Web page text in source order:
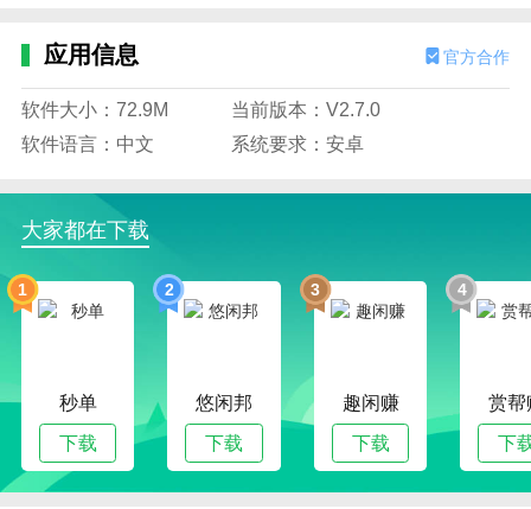
应用信息 官方合作
软件大小：72.9M
当前版本：V2.7.0
软件语言：中文
系统要求：安卓
大家都在下载
1
秒单
下载
2
悠闲邦
下载
3
趣闲赚
下载
4
赏帮
下